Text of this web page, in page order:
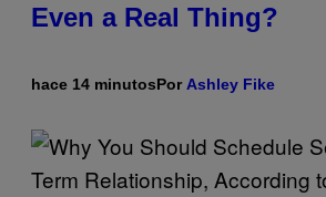
Even a Real Thing?
hace 14 minutosPor Ashley Fike